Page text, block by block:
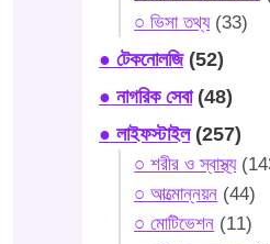
○ ভিসা তথ্য(33)
● টেকনোলজি(52)
● নাগরিক সেবা(48)
● লাইফস্টাইল(257)
○ শরীর ও স্বাস্থ্য
○ আত্মোন্নয়ন (44)
○ মোটিভেশন (11)